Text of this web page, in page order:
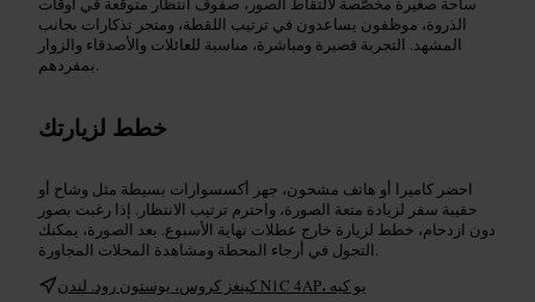
الذروة، موظفون يساعدون في ترتيب اللقطة، ومتجر تذكارات بجانب
المشهد. التجربة قصيرة ومباشرة، مناسبة للعائلات والأصدقاء والزوار
بمفردهم.
خطط لزيارتك
احضر كاميرا أو هاتف مشحون، جهز أكسسوارات بسيطة مثل وشاح أو
حقيبة سفر لزيادة متعة الصورة، واحترم ترتيب الانتظار. إذا رغبت بصور
دون ازدحام، خطط لزيارة خارج عطلات نهاية الأسبوع. بعد الصورة، يمكنك
التجول في أرجاء المحطة ومشاهدة المحلات المجاورة.
كينغز كروس، يوستون رود. لندن N1C 4AP، يو كيه